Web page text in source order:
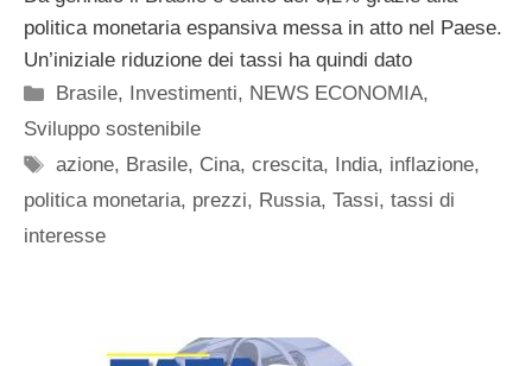
politica monetaria espansiva messa in atto nel Paese.
Un’iniziale riduzione dei tassi ha quindi dato
Categorie
Brasile, Investimenti, NEWS ECONOMIA,
Sviluppo sostenibile
Tag
azione, Brasile, Cina,crescita, India, inflazione,
politica monetaria, prezzi, Russia, Tassi, tassi di
interesse